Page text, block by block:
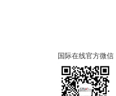
国际在线官方微信